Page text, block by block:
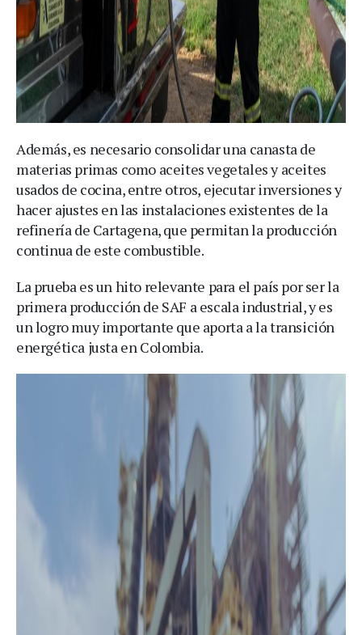
Además, es necesario consolidar una canasta de
materias primas como aceites vegetales y aceites
usados de cocina, entre otros, ejecutar inversiones y
hacer ajustes en las instalaciones existentes de la
refinería de Cartagena, que permitan la producción
continua de este combustible.
La prueba es un hito relevante para el país por ser la
primera producción de SAF a escala industrial, y es
un logro muy importante que aporta a la transición
energética justa en Colombia.